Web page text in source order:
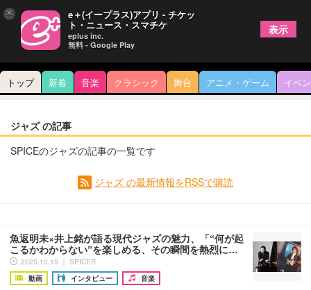
トップ 新着 音楽 クラシック 舞台 アニメ・ゲーム イベ
ジャズ の記事
SPICEのジャズの記事の一覧です
ジャズ の最新情報をRSSで購読
魚返明未×井上銘が語る現代ジャズの魅力、「“何が起
こるかわからない”を楽しめる、その瞬間を熱烈に…
2025.10.15 ｜ SPICER
動画
インタビュー 音楽
× e＋(イープラス)アプリ - チケッ
ト・ニュース・スマチケ
eplus inc.
無料 - Google Play
表示